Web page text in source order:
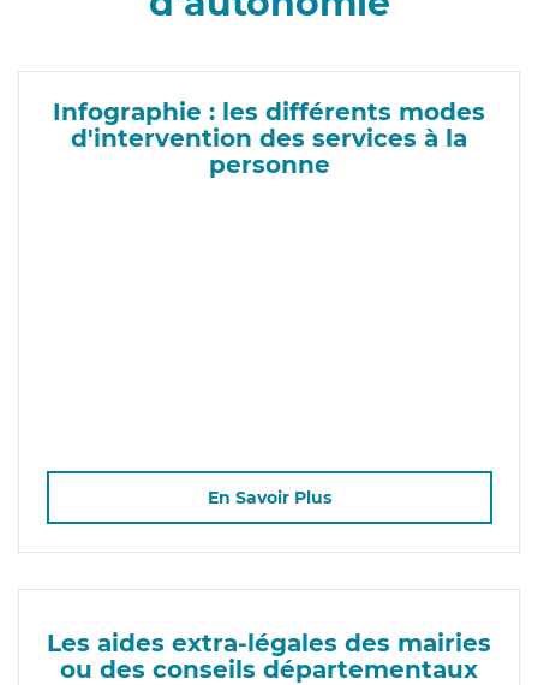
Infographie : les différents modes
d'intervention des services à la
personne
En Savoir Plus
Les aides extra-légales des mairies
ou des conseils départementaux